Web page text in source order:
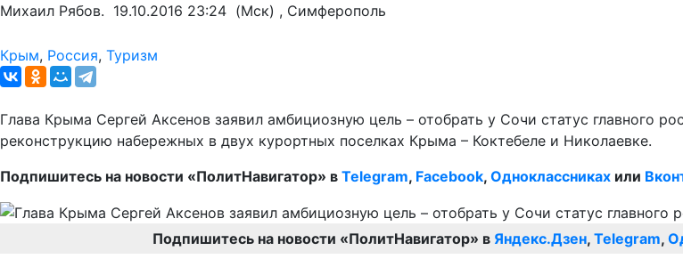
Михаил Рябов. 19.10.2016 23:24 (Мск) , Симферополь
Крым, Россия, Туризм
Глава Крыма Сергей Аксенов заявил амбициозную цель – отобрать у Сочи статус главного
реконструкцию набережных в двух курортных поселках Крыма – Коктебеле и Николаевке.
Подпишитесь на новости «ПолитНавигатор» в Telegram, Facebook, Одноклассниках или
Подпишитесь на новости «ПолитНавигатор» в Яндекс.Дзен, Telegram,